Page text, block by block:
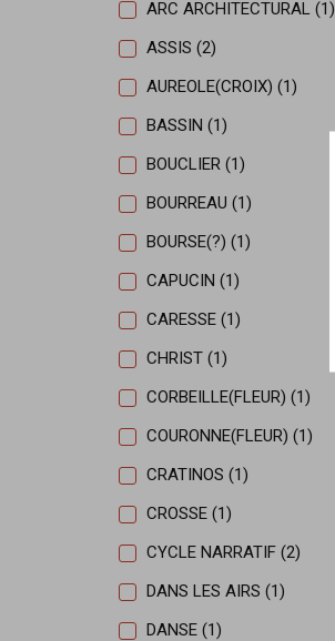
ARC ARCHITECTURAL (1)
ASSIS (2)
AUREOLE(CROIX) (1)
BASSIN (1)
BOUCLIER (1)
BOURREAU (1)
BOURSE(?) (1)
CAPUCIN (1)
CARESSE (1)
CHRIST (1)
CORBEILLE(FLEUR) (1)
COURONNE(FLEUR) (1)
CRATINOS (1)
CROSSE (1)
CYCLE NARRATIF (2)
DANS LES AIRS (1)
DANSE (1)